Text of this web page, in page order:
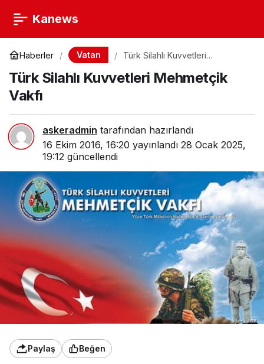
Kanews
Haberler Vatan
Türk Silahlı Kuvvetleri
Türk Silahlı Kuvvetleri Mehmetçik
Vakfı
askeradmin tarafından hazırlandı
16 Ekim 2016, 16:20 yayınlandı 28 Ocak 2025,
19:12 güncellendi
Paylaş Beğen